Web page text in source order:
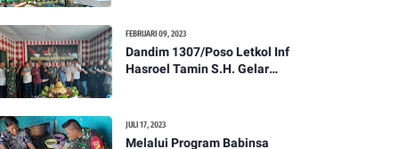
Kenaikan Pangkat Personel
Kodim 1307/Poso
FEBRUARI 09, 2023
Dandim 1307/Poso Letkol Inf
Hasroel Tamin S.H. Gelar
Tahun 2023
JULI 17, 2023
Melalui Program Babinsa